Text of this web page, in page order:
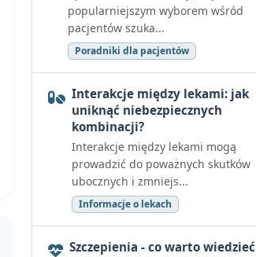
popularniejszym wyborem wśród
pacjentów szuka...
Poradniki dla pacjentów
Interakcje między lekami: jak
uniknąć niebezpiecznych
kombinacji?
Interakcje między lekami mogą
prowadzić do poważnych skutków
ubocznych i zmniejs...
Informacje o lekach
Szczepienia - co warto wiedzieć